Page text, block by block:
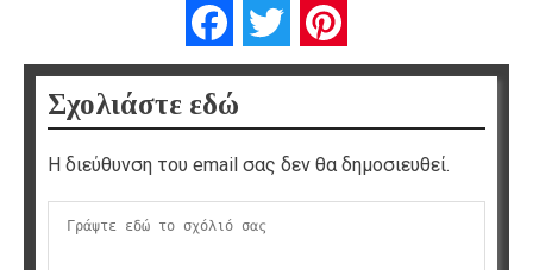
FacebookTwitter
Σχολιάστε εδώ
Η διεύθυνση του email σας δεν θα δημοσιευθεί.